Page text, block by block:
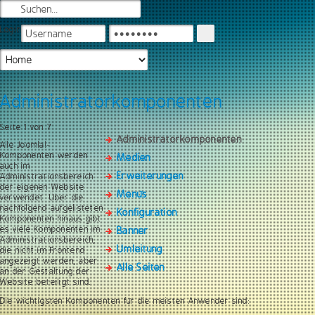
Login
Administratorkomponenten
Administratorkomponenten
Medien
Erweiterungen
Menüs
Konfiguration
Banner
Umleitung
Alle Seiten
Seite 1 von 7
Alle Joomla!-
Komponenten werden
auch im
Administrationsbereich
der eigenen Website
verwendet. Über die
nachfolgend aufgelisteten
Komponenten hinaus gibt
es viele Komponenten im
Administrationsbereich,
die nicht im Frontend
angezeigt werden, aber
an der Gestaltung der
Website beteiligt sind.
Die wichtigsten Komponenten für die meisten Anwender sind: